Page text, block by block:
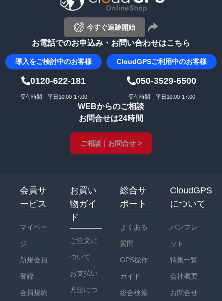
今すぐ追跡開始
お電話でのお申込み・お問い合わせはこちら
導入をご検討中のお客様 CloudGPSご利用中のお客様
0120-622-181 050-3529-6500
受付時間 平日10:00-17:00 受付時間 平日10:00-17:00
WEBからのご相談
お問合せは24時間
ご相談｜お問合せ >
会員サ
ービス
マイペー
ジ
新規会員
登録
会員規約
お買い
物ガイ
ド
ご注文に
ついて
お支払い
方法につ
総合サ
ポート
よくある
質問
GPS操作
ガイド
総合検索
CloudGPS
について
パンフレ
ット
特集一覧
会社概要
お問合せ